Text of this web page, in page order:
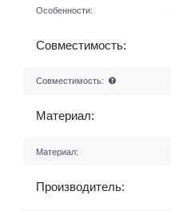
Особенности:
Совместимость:
Совместимость:
Материал:
Материал:
Производитель: